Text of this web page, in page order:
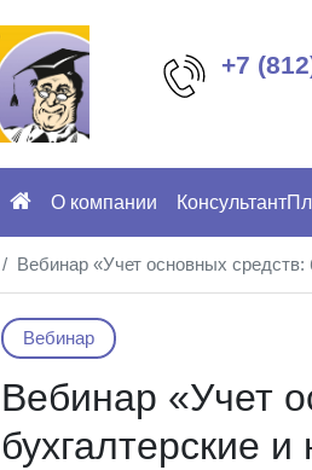
+7
О компании
Вебинар «Учет основных средств:
Вебинар
Вебинар «Учет
бухгалтерские